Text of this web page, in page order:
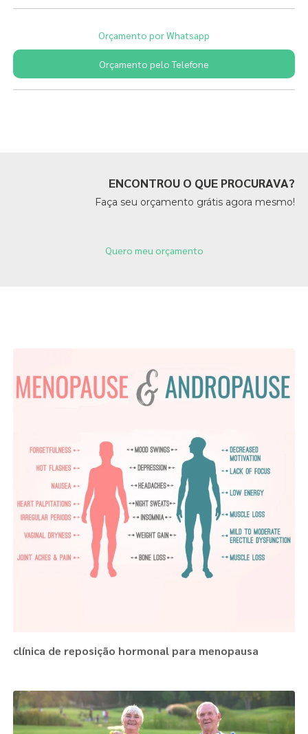
Orçamento por Whatsapp
Orçamento pelo Telefone
ENCONTROU O QUE PROCURAVA?
Faça seu orçamento grátis agora mesmo!
Quero meu orçamento
clínica de reposição hormonal para menopausa